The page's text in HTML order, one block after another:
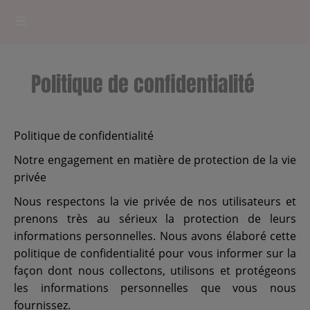
RADIOPLAYER
PODCASTS
Cultur'Ciné - Jean Meurice
CONCOURS
Contact
Politique de confidentialité
Politique de confidentialité
Notre engagement en matière de protection de la vie
privée
Nous respectons la vie privée de nos utilisateurs et
prenons très au sérieux la protection de leurs
informations personnelles. Nous avons élaboré cette
politique de confidentialité pour vous informer sur la
façon dont nous collectons, utilisons et protégeons
les informations personnelles que vous nous
fournissez.